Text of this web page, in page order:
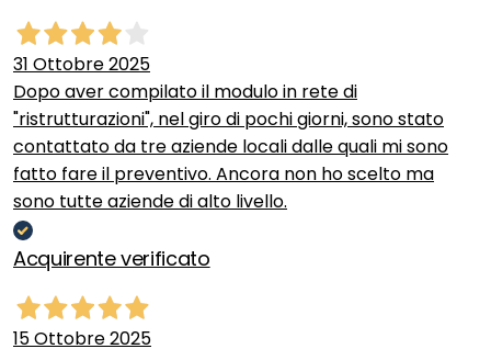
31 Ottobre 2025
Dopo aver compilato il modulo in rete di
"ristrutturazioni", nel giro di pochi giorni, sono stato
contattato da tre aziende locali dalle quali mi sono
fatto fare il preventivo. Ancora non ho scelto ma
sono tutte aziende di alto livello.
Acquirente verificato
15 Ottobre 2025